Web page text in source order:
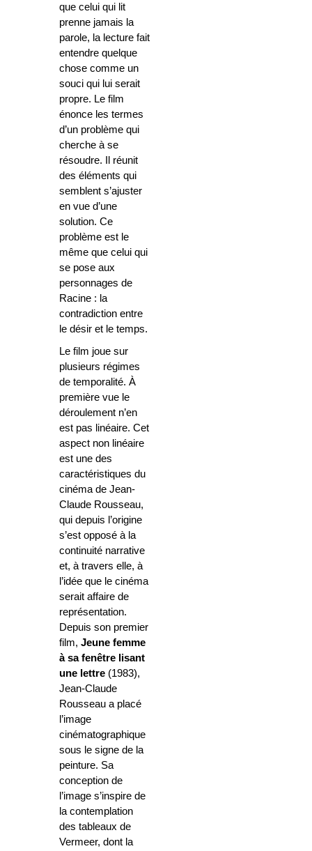
que celui qui lit
prenne jamais la
parole, la lecture fait
entendre quelque
chose comme un
souci qui lui serait
propre. Le film
énonce les termes
d’un problème qui
cherche à se
résoudre. Il réunit
des éléments qui
semblent s’ajuster
en vue d’une
solution. Ce
problème est le
même que celui qui
se pose aux
personnages de
Racine : la
contradiction entre
le désir et le temps.
Le film joue sur
plusieurs régimes
de temporalité. À
première vue le
déroulement n’en
est pas linéaire. Cet
aspect non linéaire
est une des
caractéristiques du
cinéma de Jean-
Claude Rousseau,
qui depuis l’origine
s’est opposé à la
continuité narrative
et, à travers elle, à
l’idée que le cinéma
serait affaire de
représentation.
Depuis son premier
film, Jeune femme
à sa fenêtre lisant
une lettre (1983),
Jean-Claude
Rousseau a placé
l’image
cinématographique
sous le signe de la
peinture. Sa
conception de
l’image s’inspire de
la contemplation
des tableaux de
Vermeer, dont la